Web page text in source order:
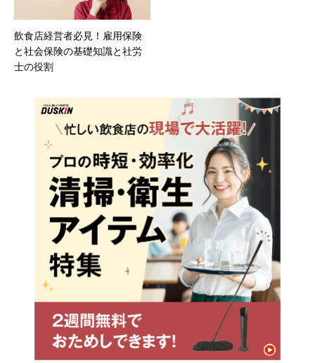
飲食店経営者必見！雇用保険
と社会保険の基礎知識と社労
士の役割